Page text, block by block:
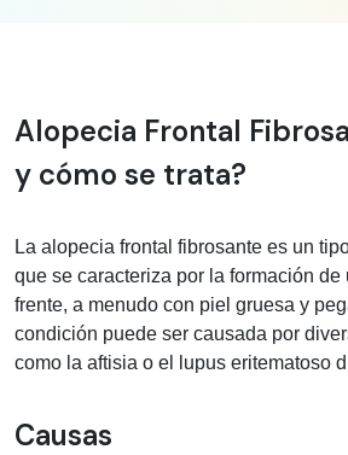
Información médica
Alopecia Frontal
y cómo se trata?
La alopecia frontal fibrosante es un
que se caracteriza por la formación de
frente, a menudo con piel gruesa y
condición puede ser causada por
como la aftisia o el lupus eritematoso
Causas